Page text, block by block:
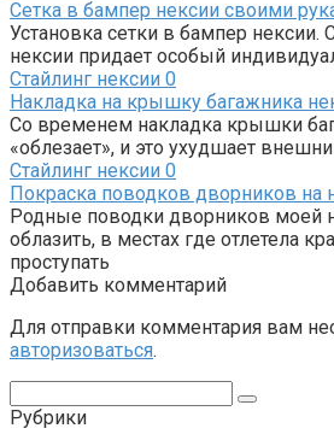
Сетка в бампер нексии своими
Установка сетки в бампер нексии.
нексии придает особый
Стайлинг нексии 0
Накладка на крышку багажника
Со временем накладка крышки
«облезает», и это ухудшает
Стайлинг нексии 0
Покраска поводков дворников на
Родные поводки дворников моей
облазить, в местах где отлетела
проступать
Добавить комментарий
Для отправки комментария вам
авторизоваться.
Рубрики